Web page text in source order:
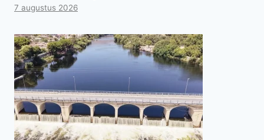
7 augustus 2026